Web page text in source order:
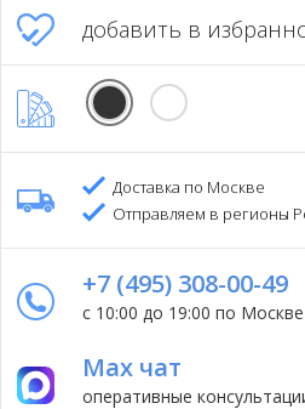
добавить в
Доставка по Москве
Отправляем в регионы
+7 (495) 308-00-49
с 10:00 до 19:00 по Москве
Max чат
оперативные